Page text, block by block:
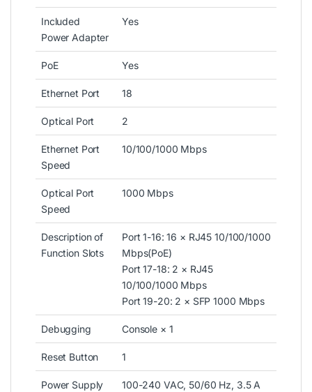
Included
Power Adapter
Yes
PoE Yes
Ethernet Port 18
Optical Port 2
Ethernet Port
Speed
10/100/1000 Mbps
Optical Port
Speed
1000 Mbps
Description of
Function Slots
Port 1-16: 16 × RJ45 10/100/1000
Mbps(PoE)
Port 17-18: 2 × RJ45
10/100/1000 Mbps
Port 19-20: 2 × SFP 1000 Mbps
Debugging Console × 1
Reset Button 1
Power Supply 100-240 VAC, 50/60 Hz, 3.5 A